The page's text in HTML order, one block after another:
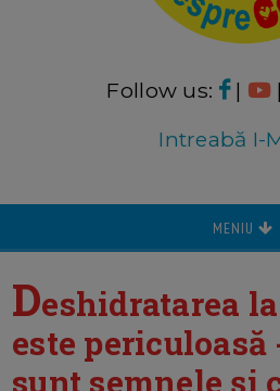
Follow us: | |
Intreabă I-
MENIU
Deshidratarea
este periculoasă
sunt semnele și